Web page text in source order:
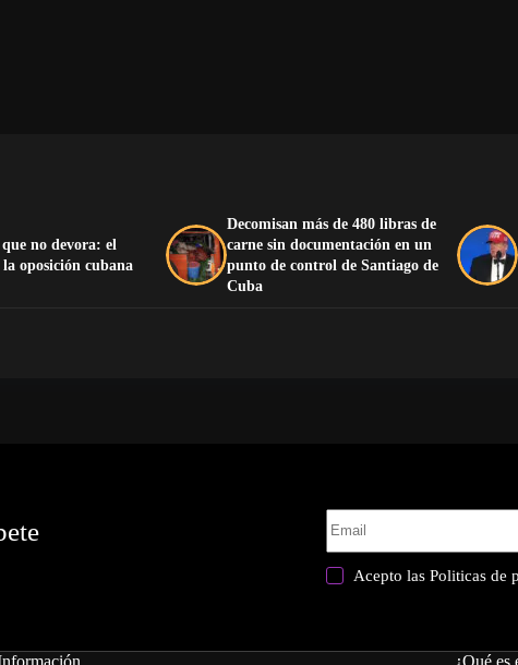
no devora: el
oposición cubana
Decomisan más de 480 libras de
carne sin documentación en un
punto de control de Santiago de
Cuba
Acepto lasPoliticas de
¿Qué